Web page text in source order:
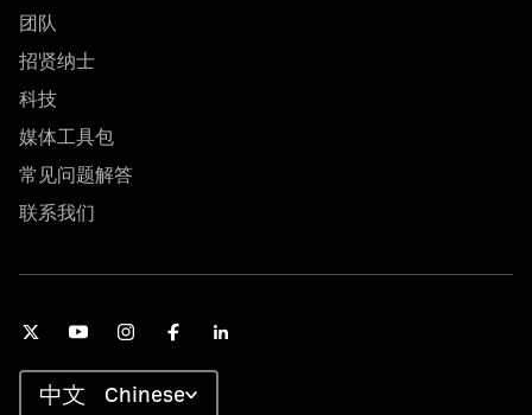
团队
招贤纳士
科技
媒体工具包
常见问题解答
联系我们
Chinese